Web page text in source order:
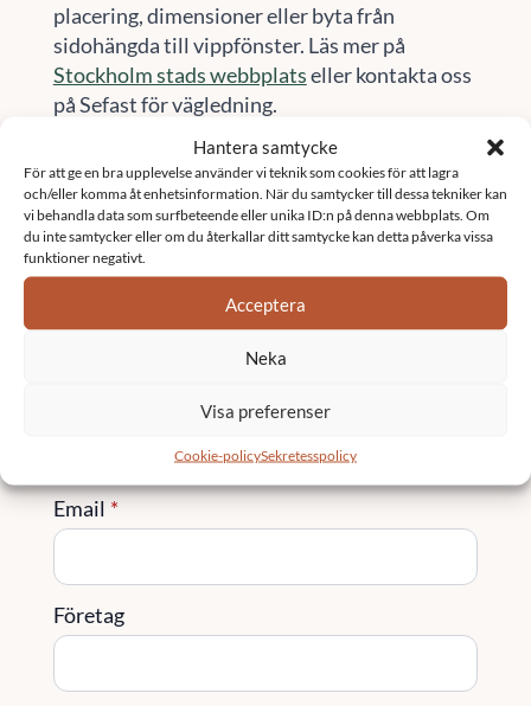
Hantera samtycke
För att ge en bra upplevelse använder vi teknik som cookies för att lagra
och/eller komma åt enhetsinformation. När du samtycker till dessa tekniker kan
vi behandla data som surfbeteende eller unika ID:n på denna webbplats. Om
du inte samtycker eller om du återkallar ditt samtycke kan detta påverka vissa
funktioner negativt.
Acceptera
Neka
Visa preferenser
Cookie-policySekretesspolicy
placering, dimensioner eller byta från
sidohängda till vippfönster. Läs mer på
Stockholm stads webbplatseller kontakta oss
på Sefast för vägledning.
Här finns vi
Vi är verksamma i stora delar av Sverige.
Besök vår sidaorterför att se om vi finns i ditt
område
Kontakta oss
Email *
Företag